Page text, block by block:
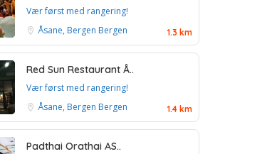
Vær først med rangering!
Åsane, Bergen Bergen 1.3 km
Red Sun Restaurant Å..
Vær først med rangering!
Åsane, Bergen Bergen 1.4 km
Padthai Orathai AS..